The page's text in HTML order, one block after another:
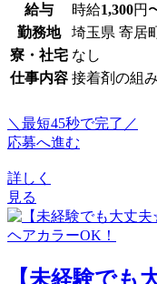
給与 時給1,300円
勤務地
埼玉県 寄居
寮・社宅 なし
仕事内容 接着剤の組
＼最短45秒で完了／
応募へ進む
詳しく
見る
【未経験で